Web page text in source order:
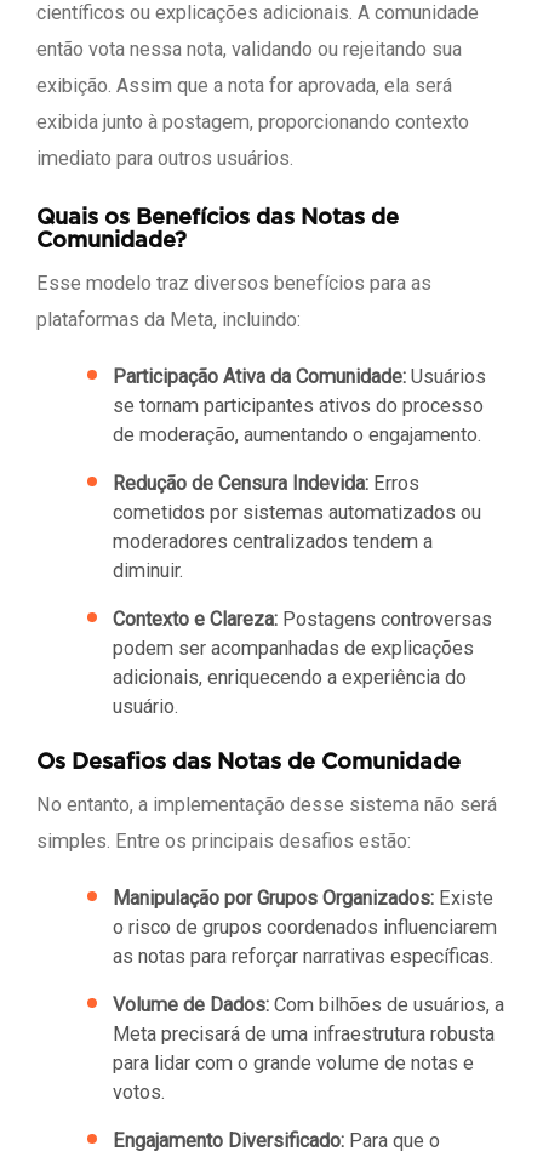
científicos ou explicações adicionais. A comunidade
então vota nessa nota, validando ou rejeitando sua
exibição. Assim que a nota for aprovada, ela será
exibida junto à postagem, proporcionando contexto
imediato para outros usuários.
Quais os Benefícios das Notas de
Comunidade?
Esse modelo traz diversos benefícios para as
plataformas da Meta, incluindo:
Participação Ativa da Comunidade: Usuários
se tornam participantes ativos do processo
de moderação, aumentando o engajamento.
Redução de Censura Indevida: Erros
cometidos por sistemas automatizados ou
moderadores centralizados tendem a
diminuir.
Contexto e Clareza: Postagens controversas
podem ser acompanhadas de explicações
adicionais, enriquecendo a experiência do
usuário.
Os Desafios das Notas de Comunidade
No entanto, a implementação desse sistema não será
simples. Entre os principais desafios estão:
Manipulação por Grupos Organizados: Existe
o risco de grupos coordenados influenciarem
as notas para reforçar narrativas específicas.
Volume de Dados: Com bilhões de usuários, a
Meta precisará de uma infraestrutura robusta
para lidar com o grande volume de notas e
votos.
Engajamento Diversificado: Para que o